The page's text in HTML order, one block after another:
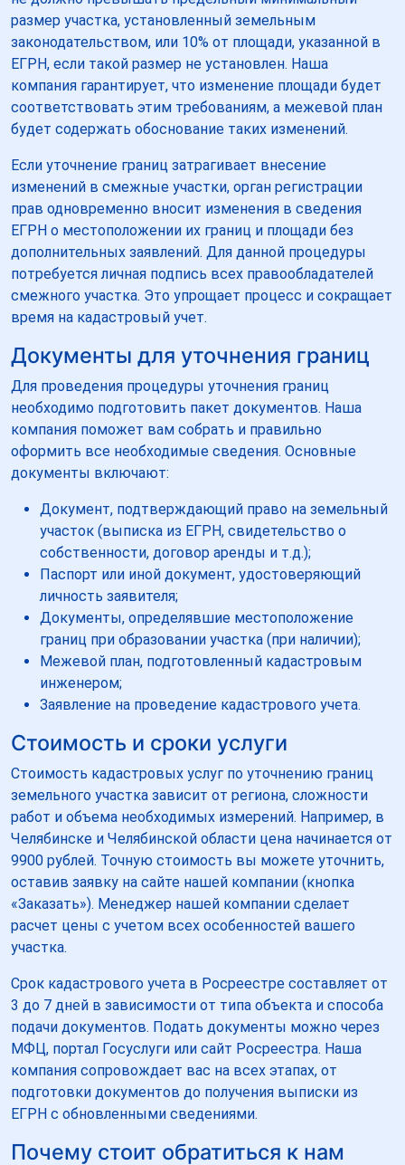
размер участка, установленный земельным
законодательством, или 10% от площади, указанной в
ЕГРН, если такой размер не установлен. Наша
компания гарантирует, что изменение площади будет
соответствовать этим требованиям, а межевой план
будет содержать обоснование таких изменений.
Если уточнение границ затрагивает внесение
изменений в смежные участки, орган регистрации
прав одновременно вносит изменения в сведения
ЕГРН о местоположении их границ и площади без
дополнительных заявлений. Для данной процедуры
потребуется личная подпись всех правообладателей
смежного участка. Это упрощает процесс и сокращает
время на кадастровый учет.
Документы для уточнения границ
Для проведения процедуры уточнения границ
необходимо подготовить пакет документов. Наша
компания поможет вам собрать и правильно
оформить все необходимые сведения. Основные
документы включают:
Документ, подтверждающий право на земельный
участок (выписка из ЕГРН, свидетельство о
собственности, договор аренды и т.д.);
Паспорт или иной документ, удостоверяющий
личность заявителя;
Документы, определявшие местоположение
границ при образовании участка (при наличии);
Межевой план, подготовленный кадастровым
инженером;
Заявление на проведение кадастрового учета.
Стоимость и сроки услуги
Стоимость кадастровых услуг по уточнению границ
земельного участка зависит от региона, сложности
работ и объема необходимых измерений. Например, в
Челябинске и Челябинской области цена начинается от
9900 рублей. Точную стоимость вы можете уточнить,
оставив заявку на сайте нашей компании (кнопка
«Заказать»). Менеджер нашей компании сделает
расчет цены с учетом всех особенностей вашего
участка.
Срок кадастрового учета в Росреестре составляет от
3 до 7 дней в зависимости от типа объекта и способа
подачи документов. Подать документы можно через
МФЦ, портал Госуслуги или сайт Росреестра. Наша
компания сопровождает вас на всех этапах, от
подготовки документов до получения выписки из
ЕГРН с обновленными сведениями.
Почему стоит обратиться к нам